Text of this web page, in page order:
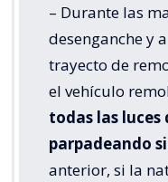
– Durante las
desenganche y
trayecto de
el vehículo
todas las luces
parpadeando
anterior, si la